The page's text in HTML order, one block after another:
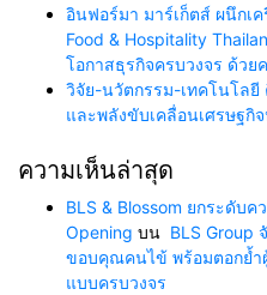
อินฟอร์มา มาร์เก็ตส์ ผนึกเ
Food & Hospitality
โอกาสธุรกิจครบวงจร ด้วย
วิจัย-นวัตกรรม-เทคโนโลยี
และพลังขับเคลื่อนเศรษฐกิ
ความเห็นล่าสุด
BLS & Blossom ยกระดับ
Opening บน BLS Group
ขอบคุณคนไข้ พร้อมตอกย้ำ
แบบครบวงจร